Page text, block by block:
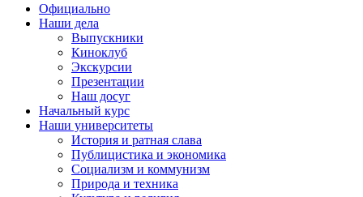
Официально
Наши дела
Выпускники
Киноклуб
Экскурсии
Презентации
Наш досуг
Начальный курс
Наши университеты
История и ратная слава
Публицистика и экономика
Социализм и коммунизм
Природа и техника